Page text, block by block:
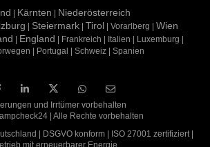
Kärnten Niederösterreich
Steiermark Tirol | Vorarlberg | Wien
England | Frankreich | Italien | Luxemburg |
| Portugal | Schweiz | Spanien
und Irrtümer vorbehalten
| Alle Rechte vorbehalten
| DSGVO konform | ISO 27001 zertifiziert |